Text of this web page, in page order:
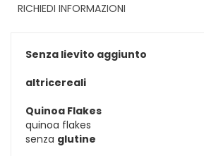
RICHIEDI INFORMAZIONI
Senza lievito aggiunto
altricereali
Quinoa Flakes
quinoa flakes
senza glutine